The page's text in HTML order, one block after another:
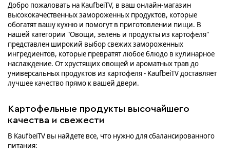
Добро пожаловать на KaufbeiTV, в ваш онлайн-магазин
высококачественных замороженных продуктов, которые
обогатят вашу кухню и помогут в приготовлении пищи. В
нашей категории "Овощи, зелень и продукты из картофеля"
представлен широкий выбор свежих замороженных
ингредиентов, которые превратят любое блюдо в кулинарное
наслаждение. От хрустящих овощей и ароматных трав до
универсальных продуктов из картофеля - KaufbeiTV доставляет
лучшее качество прямо к вашей двери.
Картофельные продукты высочайшего
качества и свежести
В KaufbeiTV вы найдете все, что нужно для сбалансированного
питания: